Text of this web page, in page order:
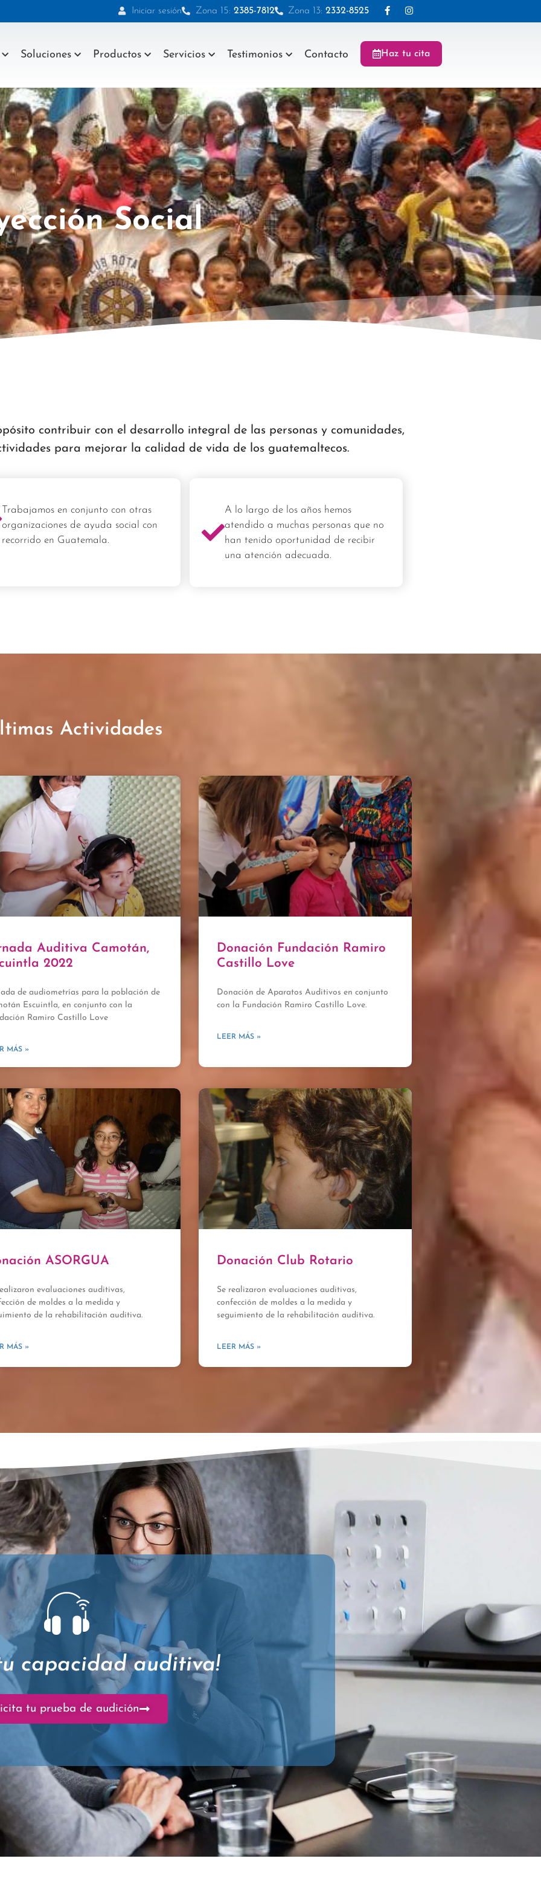
Iniciar sesión Zona 15: 2385-7812 Zona 13: 2332-8525
Soluciones Productos Servicios Testimonios Contacto Haz tu cita
Social
contribuir con el desarrollo integral de las personas y comunidades,
para mejorar la calidad de vida de los guatemaltecos.
Trabajamos en conjunto con otras
organizaciones de ayuda social con
recorrido en Guatemala.
A lo largo de los años hemos
atendido a muchas personas que no
han tenido oportunidad de recibir
una atención adecuada.
Actividades
Auditiva Camotán,
2022
de audiometrías para la población de
Escuintla, en conjunto con la
Ramiro Castillo Love
MÁS »
Donación Fundación Ramiro
Castillo Love
Donación de Aparatos Auditivos en conjunto
con la Fundación Ramiro Castillo Love.
LEER MÁS »
ASORGUA
evaluaciones auditivas,
de moldes a la medida y
de la rehabilitación auditiva.
MÁS »
Donación Club Rotario
Se realizaron evaluaciones auditivas,
confección de moldes a la medida y
seguimiento de la rehabilitación auditiva.
LEER MÁS »
capacidad auditiva!
tu prueba de audición